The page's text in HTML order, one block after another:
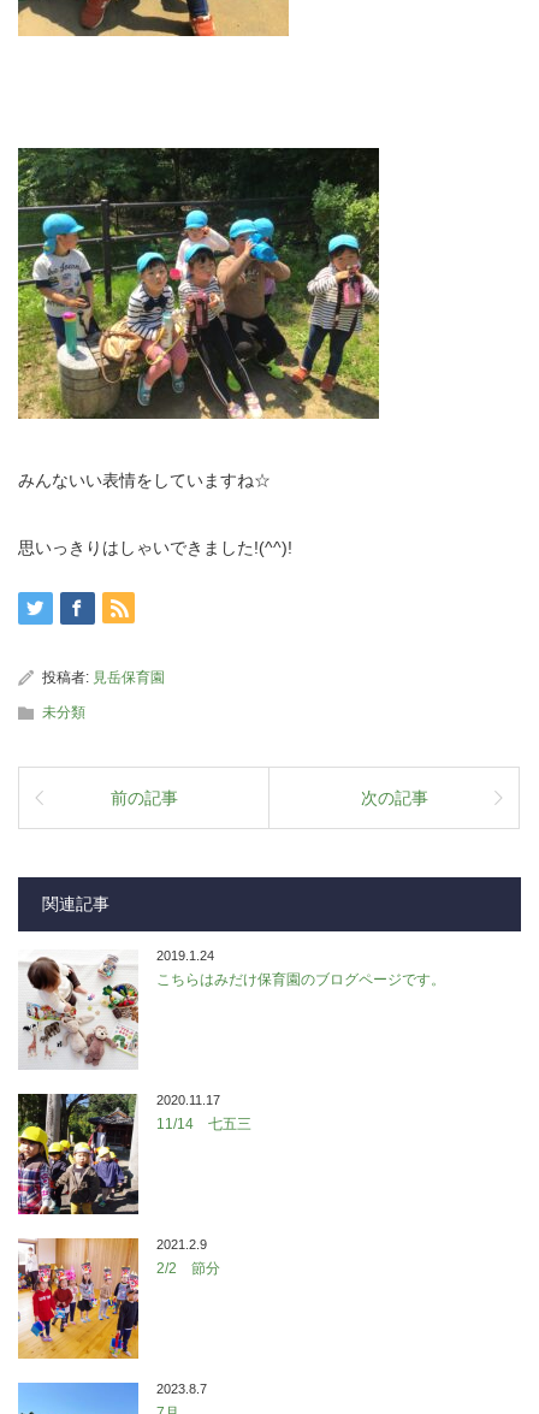
みんないい表情をしていますね☆
思いっきりはしゃいできました!(^^)!
投稿者: 見岳保育園
未分類
前の記事 次の記事
関連記事
2019.1.24
こちらはみだけ保育園のブログページです。
2020.11.17
11/14 七五三
2021.2.9
2/2 節分
2023.8.7